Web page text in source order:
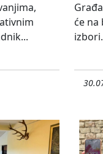
će na